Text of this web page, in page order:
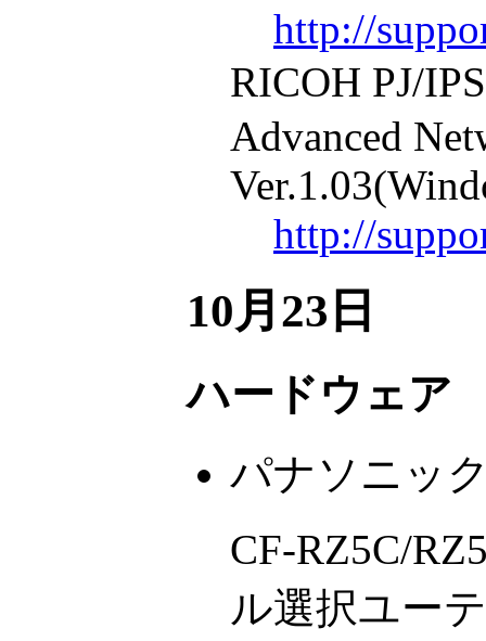
http://
RICOH PJ/
Advanced
http://
10月23日
ハードウェア
パナソニッ
CF-RZ5C/
ル選択ユー